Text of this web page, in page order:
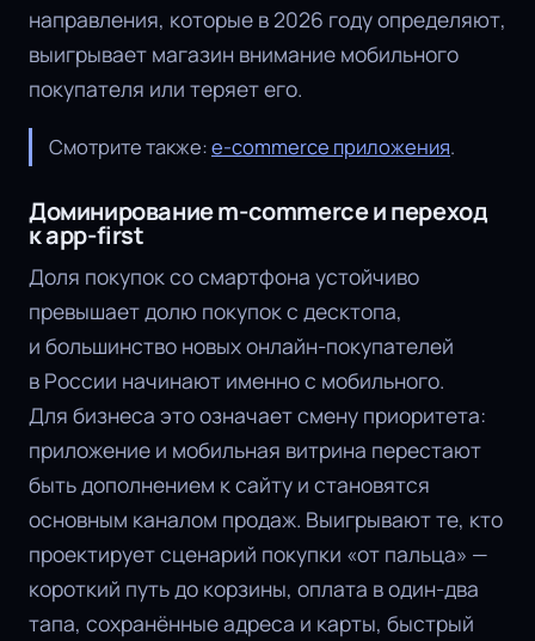
направления, которые в 2026 году определяют,
выигрывает магазин внимание мобильного
покупателя или теряет его.
Смотрите также:e-commerce приложения.
Доминирование m-commerce и переход
к app-first
Доля покупок со смартфона устойчиво
превышает долю покупок с десктопа,
и большинство новых онлайн-покупателей
в России начинают именно с мобильного.
Для бизнеса это означает смену приоритета:
приложение и мобильная витрина перестают
быть дополнением к сайту и становятся
основным каналом продаж. Выигрывают те, кто
проектирует сценарий покупки «от пальца» —
короткий путь до корзины, оплата в один-два
тапа, сохранённые адреса и карты, быстрый